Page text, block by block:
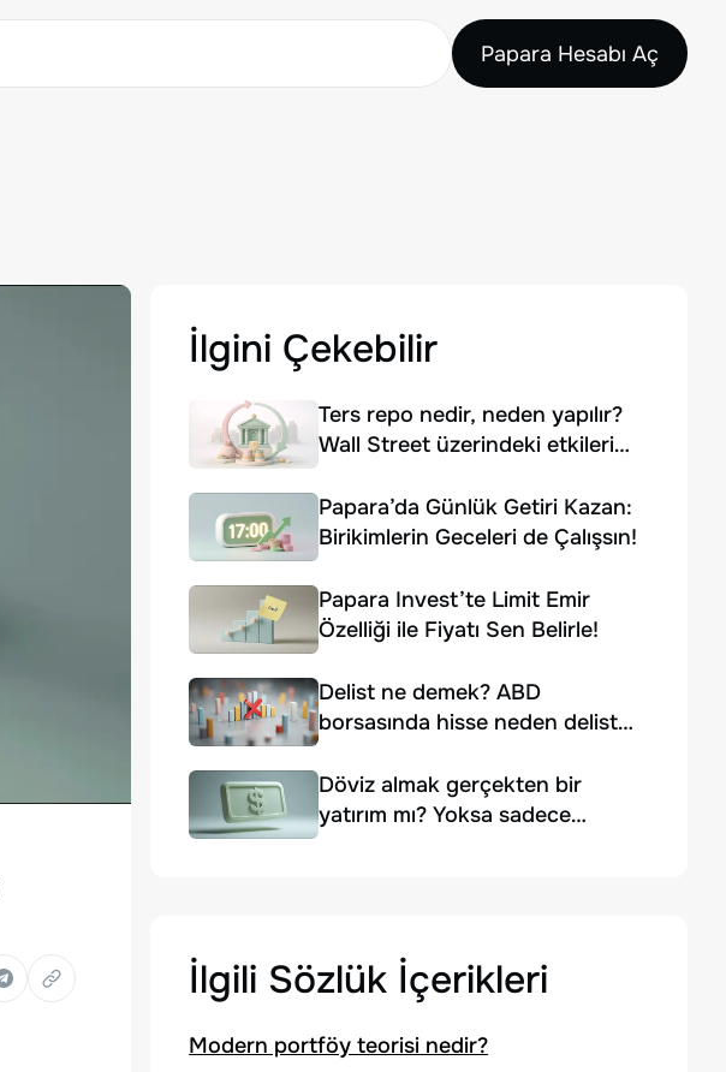
Papara Hesabı Aç
İlgini Çekebilir
Ters repo nedir, neden yapılır?
Wall Street üzerindeki etkileri
Papara’da Günlük Getiri Kazan:
Birikimlerin Geceleri de Çalışsın!
Papara Invest’te Limit Emir
Özelliği ile Fiyatı Sen Belirle!
Delist ne demek? ABD
borsasında hisse neden delist
Döviz almak gerçekten bir
yatırım mı? Yoksa sadece
İlgili Sözlük İçerikleri
Modern portföy teorisi nedir?